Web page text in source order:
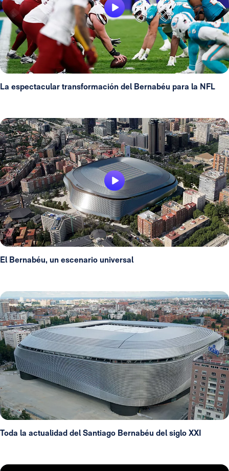
La espectacular transformación del Bernabéu para la NFL
El Bernabéu, un escenario universal
Toda la actualidad del Santiago Bernabéu del siglo XXI